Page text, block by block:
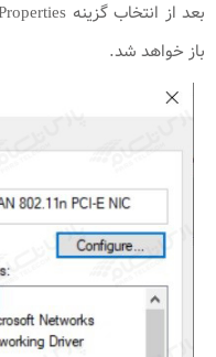
باز خواهد شد.